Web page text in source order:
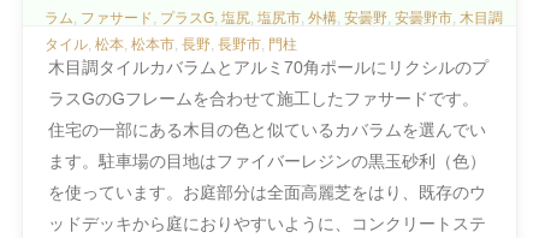
ラム, ファサード, プラスG, 塩尻, 塩尻市, 外構, 安曇野, 安曇野市, 木目調
タイル, 松本, 松本市, 長野, 長野市, 門柱
木目調タイルカバラムとアルミ70角ポールにリクシルのプ
ラスGのGフレームを合わせて施工したファサードです。
住宅の一部にある木目の色と似ているカバラムを選んでい
ます。駐車場の目地はファイバーレジンの黒玉砂利（色）
を使っています。お庭部分は全面高麗芝をはり、既存のウ
ッドデッキから庭におりやすいように、コンクリートステ